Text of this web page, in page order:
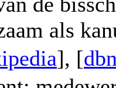
als
], [